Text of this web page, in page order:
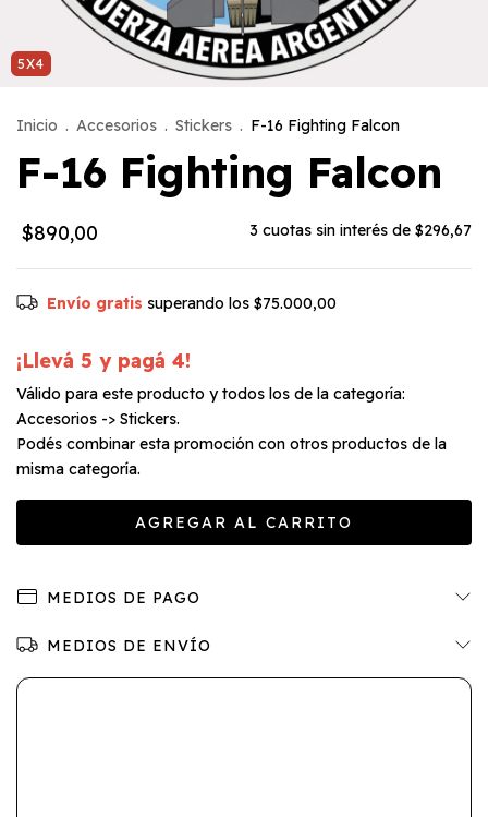
5X4
Inicio . Accesorios . Stickers . F-16 Fighting Falcon
F-16 Fighting Falcon
$890,00 3 cuotas sin interés de $296,67
Envío gratis superando los $75.000,00
¡Llevá 5 y pagá 4!
Válido para este producto y todos los de la categoría:
Accesorios -> Stickers.
Podés combinar esta promoción con otros productos de la
misma categoría.
MEDIOS DE PAGO
MEDIOS DE ENVÍO